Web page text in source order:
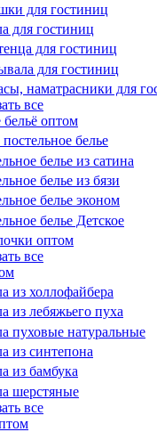
для гостиниц
для гостиниц
для гостиниц
для гостиниц
наматрасники для
все
бельё оптом
белье
белье из сатина
белье из бязи
белье эконом
белье Детское
оптом
все
из холлофайбера
из лебяжьего пуха
пуховые натуральные
из синтепона
из бамбука
шерстяные
все